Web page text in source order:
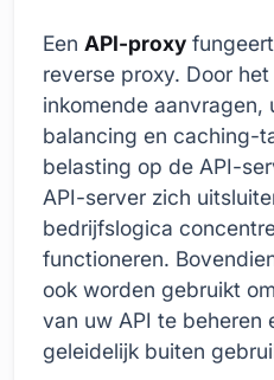
Een API-proxy
reverse proxy. Door
inkomende aanvragen,
balancing en caching-
belasting op de API-
API-server zich
bedrijfslogica
functioneren.
ook worden gebruikt
van uw API te beheren
geleidelijk buiten